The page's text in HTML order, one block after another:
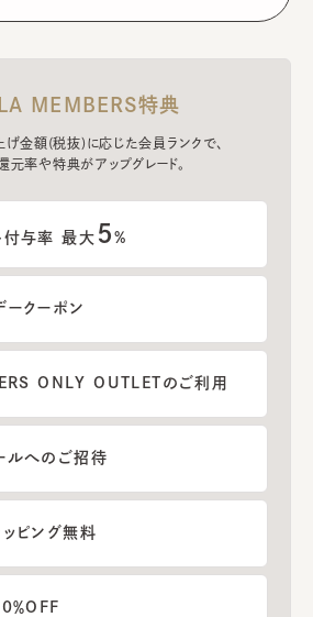
MEMBERS特典
金額(税抜)に応じた会員ランクで、
元率や特典がアップグレード。
付与率 最大 5%
ークーポン
ONLY OUTLETのご利用
ルへのご招待
ッピング無料
％OFF